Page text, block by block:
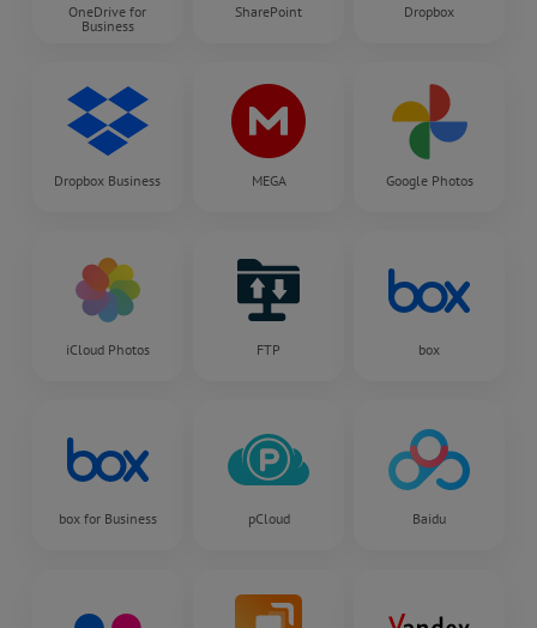
OneDrive for
Business
SharePoint Dropbox
Dropbox Business MEGA Google Photos
iCloud Photos FTP box
box for Business pCloud Baidu